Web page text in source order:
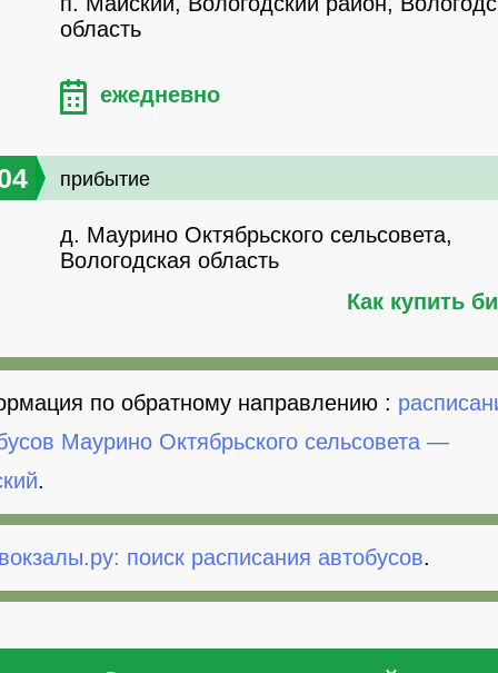
область
ежедневно
прибытие
д. Маурино Октябрьского сельсовета,
Вологодская область
Как купить
по обратному направлению :
Маурино Октябрьского сельсовета —
.
поиск расписания автобусов.